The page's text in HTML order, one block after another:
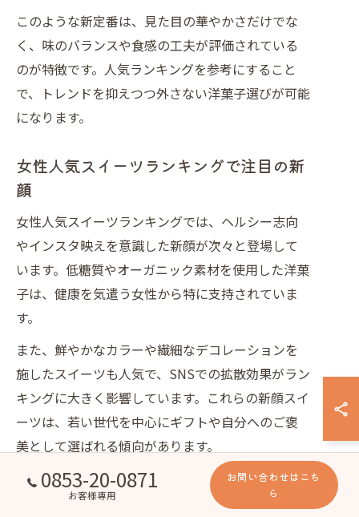
このような新定番は、見た目の華やかさだけでな
く、味のバランスや食感の工夫が評価されている
のが特徴です。人気ランキングを参考にすること
で、トレンドを抑えつつ外さない洋菓子選びが可能
になります。
女性人気スイーツランキングで注目の新
顔
女性人気スイーツランキングでは、ヘルシー志向
やインスタ映えを意識した新顔が次々と登場して
います。低糖質やオーガニック素材を使用した洋菓
子は、健康を気遣う女性から特に支持されていま
す。
また、鮮やかなカラーや繊細なデコレーションを
施したスイーツも人気で、SNSでの拡散効果がラン
キングに大きく影響しています。これらの新顔スイ
ーツは、若い世代を中心にギフトや自分へのご褒
美として選ばれる傾向があります。
SNS発洋菓子トレンドとランキングの関
0853-20-0871
お客様専用
お問い合わせはこち
ら